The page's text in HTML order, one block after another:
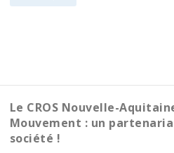
Le CROS Nouvelle-
Mouvement : un
société !